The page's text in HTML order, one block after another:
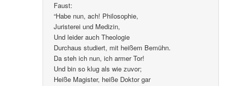
Faust:
“Habe nun, ach! Philosophie,
Juristerei und Medizin,
Und leider auch Theologie
Durchaus studiert, mit heißem Bemühn.
Da steh ich nun, ich armer Tor!
Und bin so klug als wie zuvor;
Heiße Magister, heiße Doktor gar